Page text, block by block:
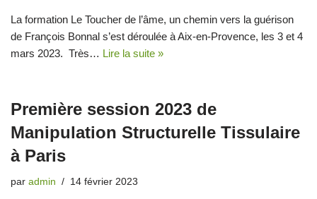
La formation Le Toucher de l’âme, un chemin vers la guérison
de François Bonnal s’est déroulée à Aix-en-Provence, les 3 et 4
mars 2023. Très… Lire la suite »
Première session 2023 de
Manipulation Structurelle Tissulaire
à Paris
par admin 14 février 2023